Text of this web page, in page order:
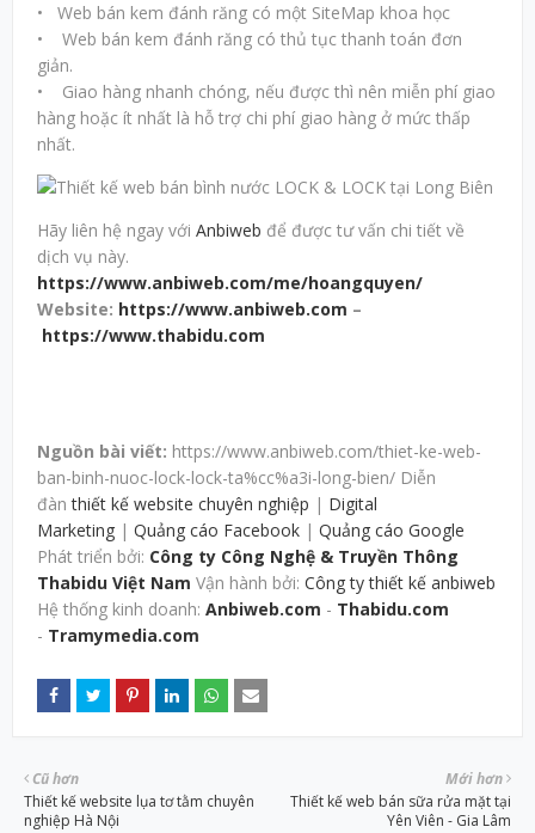
• Web bán kem đánh răng có một SiteMap khoa học
• Web bán kem đánh răng có thủ tục thanh toán đơn
giản.
• Giao hàng nhanh chóng, nếu được thì nên miễn phí giao
hàng hoặc ít nhất là hỗ trợ chi phí giao hàng ở mức thấp
nhất.
Hãy liên hệ ngay với Anbiweb để được tư vấn chi tiết về
dịch vụ này.
https://www.anbiweb.com/me/hoangquyen/
Website: https://www.anbiweb.com –
https://www.thabidu.com
Nguồn bài viết: https://www.anbiweb.com/thiet-ke-web-
ban-binh-nuoc-lock-lock-ta%cc%a3i-long-bien/ Diễn
đànthiết kế website chuyên nghiệp | Digital
Marketing | Quảng cáo Facebook | Quảng cáo Google
Phát triển bởi: Công ty Công Nghệ & Truyền Thông
Thabidu Việt Nam Vận hành bởi: Công ty thiết kế anbiweb
Hệ thống kinh doanh: Anbiweb.com - Thabidu.com
- Tramymedia.com
Mới hơn
Thiết kế web bán sữa rửa mặt tại
Yên Viên - Gia Lâm
Cũ hơn
Thiết kế website lụa tơ tằm chuyên
nghiệp Hà Nội